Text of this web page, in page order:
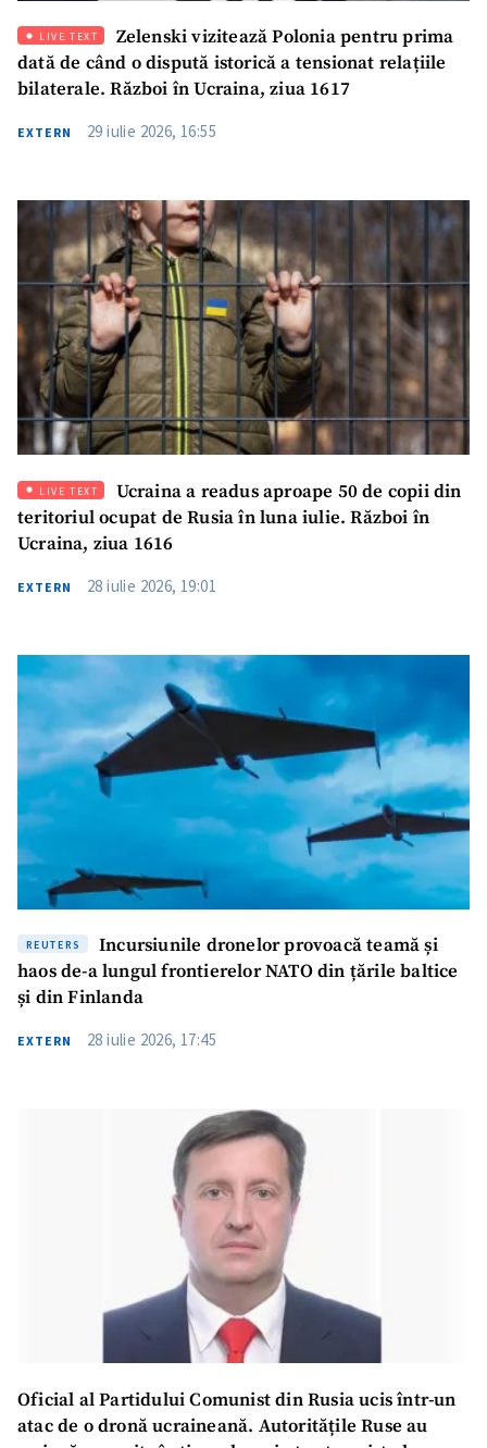
LIVE TEXT
Zelenski vizitează Polonia pentru prima
dată de când o dispută istorică a tensionat relațiile
bilaterale. Război în Ucraina, ziua 1617
EXTERN 29 iulie 2026, 16:55
LIVE TEXT
Ucraina a readus aproape 50 de copii din
teritoriul ocupat de Rusia în luna iulie. Război în
Ucraina, ziua 1616
EXTERN 28 iulie 2026, 19:01
REUTERS
Incursiunile dronelor provoacă teamă și
haos de-a lungul frontierelor NATO din țările baltice
și din Finlanda
EXTERN 28 iulie 2026, 17:45
Oficial al Partidului Comunist din Rusia ucis într-un
atac de o dronă ucraineană. Autoritățile Ruse au